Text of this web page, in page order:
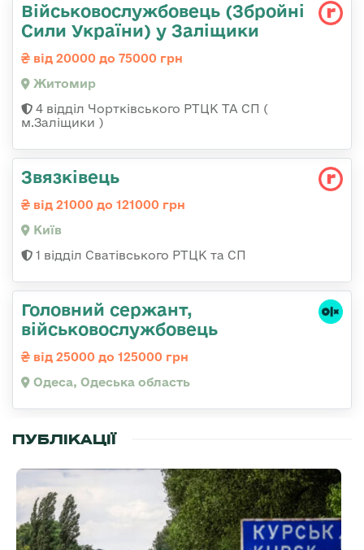
Військовослужбовець (Збройні
Сили України) у Заліщики
від 20000 до 75000 грн
Житомир
4 відділ Чортківського РТЦК ТА СП (
м.Заліщики )
Звязківець
від 21000 до 121000 грн
Київ
1 відділ Сватівського РТЦК та СП
Головний сержант,
військовослужбовець
від 25000 до 125000 грн
Одеса, Одеська область
ПУБЛІКАЦІЇ